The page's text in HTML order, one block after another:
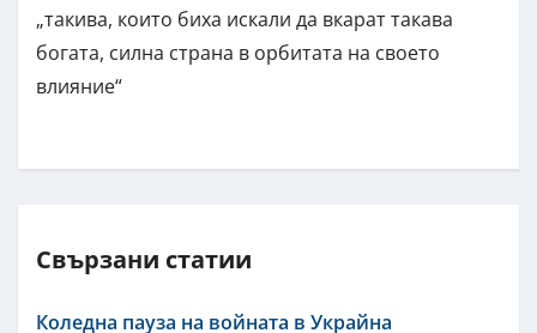
„такива, които биха искали да вкарат такава
богата, силна страна в орбитата на своето
влияние“
Свързани статии
Коледна пауза на войната в Украйна